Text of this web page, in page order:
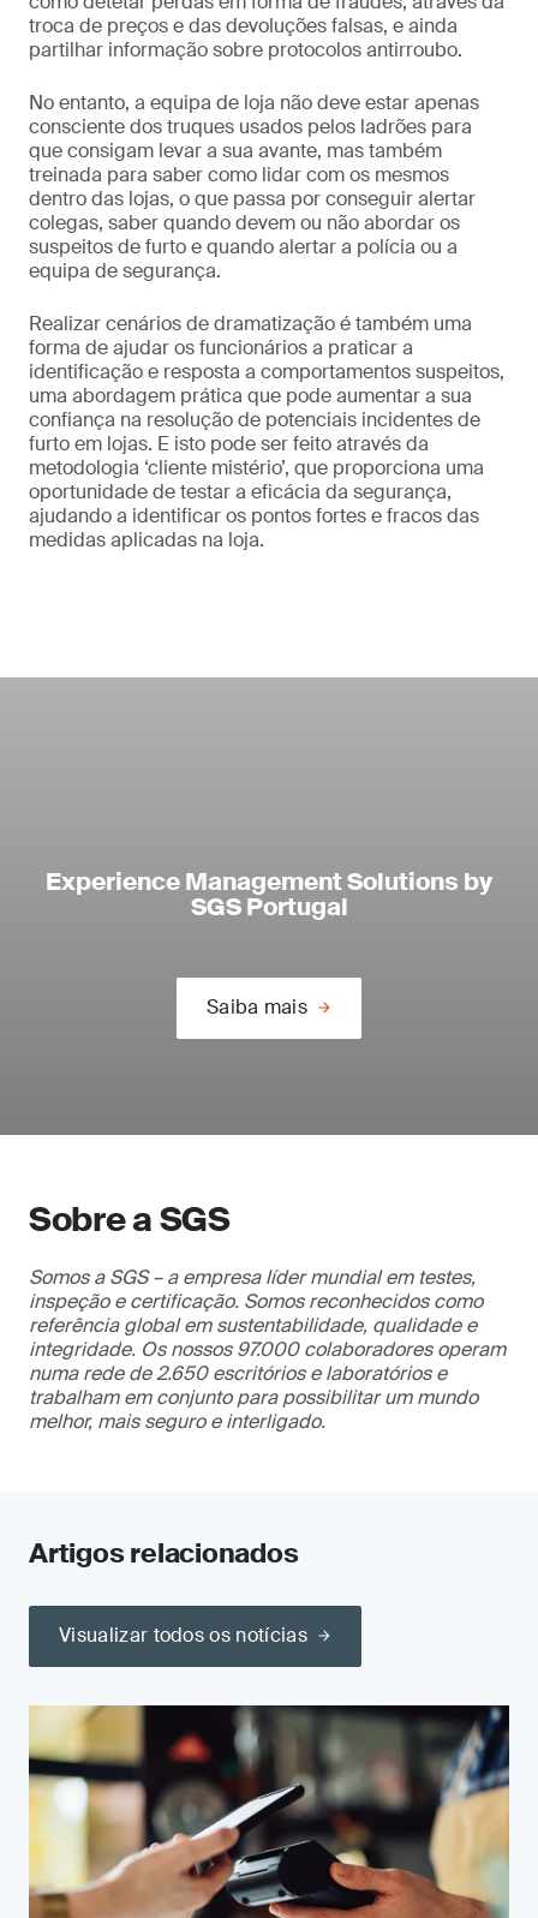
troca de preços e das devoluções falsas, e ainda
partilhar informação sobre protocolos antirroubo.
No entanto, a equipa de loja não deve estar apenas
consciente dos truques usados pelos ladrões para
que consigam levar a sua avante, mas também
treinada para saber como lidar com os mesmos
dentro das lojas, o que passa por conseguir alertar
colegas, saber quando devem ou não abordar os
suspeitos de furto e quando alertar a polícia ou a
equipa de segurança.
Realizar cenários de dramatização é também uma
forma de ajudar os funcionários a praticar a
identificação e resposta a comportamentos suspeitos,
uma abordagem prática que pode aumentar a sua
confiança na resolução de potenciais incidentes de
furto em lojas. E isto pode ser feito através da
metodologia ‘cliente mistério’, que proporciona uma
oportunidade de testar a eficácia da segurança,
ajudando a identificar os pontos fortes e fracos das
medidas aplicadas na loja.
Experience Management Solutions by
SGS Portugal
Saiba mais
Sobre a SGS
Somos a SGS – a empresa líder mundial em testes,
inspeção e certificação. Somos reconhecidos como
referência global em sustentabilidade, qualidade e
integridade. Os nossos 97.000 colaboradores operam
numa rede de 2.650 escritórios e laboratórios e
trabalham em conjunto para possibilitar um mundo
melhor, mais seguro e interligado.
Artigos relacionados
Visualizar todos os notícias